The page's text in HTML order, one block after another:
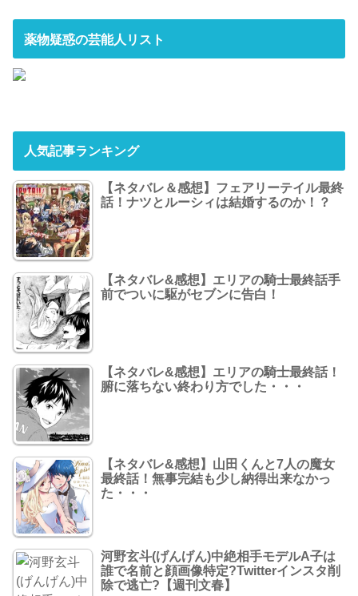
薬物疑惑の芸能人リスト
人気記事ランキング
【ネタバレ＆感想】フェアリーテイル最終
話！ナツとルーシィは結婚するのか！？
【ネタバレ&感想】エリアの騎士最終話手
前でついに駆がセブンに告白！
【ネタバレ&感想】エリアの騎士最終話！
腑に落ちない終わり方でした・・・
【ネタバレ&感想】山田くんと7人の魔女
最終話！無事完結も少し納得出来なかっ
た・・・
河野玄斗(げんげん)中絶相手モデルA子は
誰で名前と顔画像特定?Twitterインスタ削
除で逃亡?【週刊文春】